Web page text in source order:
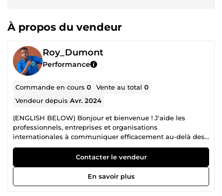
À propos du vendeur
Roy_Dumont
Performance
Commande en cours0 Vente au total0
Vendeur depuisAvr. 2024
(ENGLISH BELOW) Bonjour et bienvenue ! J'aide les
professionnels, entreprises et organisations
internationales à communiquer efficacement au-delà des
barrières linguistiques grâce à des services d'interprétation
de conférence, de traduction et de coaching linguistique
de haute qualité. Je suis Dumont, interprète de conférence
certifié, traducteur et coach de langues. Depuis 2019,
j'accompagne des étudiants, des professionnels et des
Contacter le vendeur
En savoir plus